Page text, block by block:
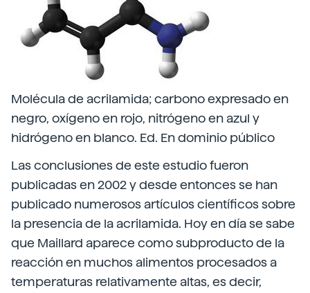
Molécula de acrilamida; carbono expresado en
negro, oxígeno en rojo, nitrógeno en azul y
hidrógeno en blanco. Ed. En dominio público
Las conclusiones de este estudio fueron
publicadas en 2002 y desde entonces se han
publicado numerosos artículos científicos sobre
la presencia de la acrilamida. Hoy en día se sabe
que Maillard aparece como subproducto de la
reacción en muchos alimentos procesados a
temperaturas relativamente altas, es decir,